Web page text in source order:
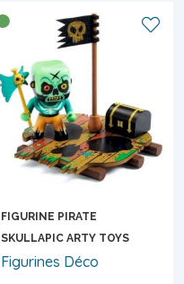
FIGURINE PIRATE
SKULLAPIC ARTY TOYS
Figurines Déco